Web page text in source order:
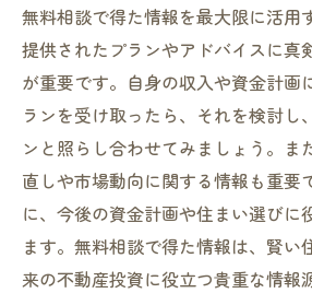
無料相談で得た情報を最大限に活用
提供されたプランやアドバイスに真
が重要です。自身の収入や資金計画
ランを受け取ったら、それを検討し
ンと照らし合わせてみましょう。ま
直しや市場動向に関する情報も重要
に、今後の資金計画や住まい選びに
ます。無料相談で得た情報は、賢い
来の不動産投資に役立つ貴重な情報